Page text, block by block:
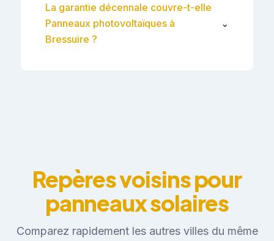
La garantie décennale couvre-t-elle
Panneaux photovoltaïques à
Bressuire ?
⌄
Repères voisins pour
panneaux solaires
Comparez rapidement les autres villes du même